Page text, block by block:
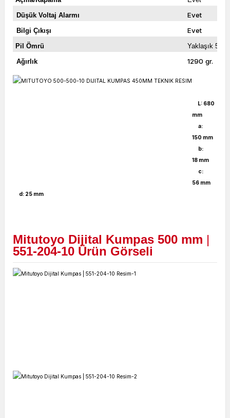
Düşük Voltaj Alarmı
Evet
Bilgi Çıkışı Evet
Pil Ömrü
Yaklaşık 5
Ağırlık
1290 gr.
L: 680
mm
a:
150 mm
b:
18 mm
c:
56 mm
d: 25 mm
Mitutoyo Dijital Kumpas 500 mm |
551-204-10 Ürün Görseli